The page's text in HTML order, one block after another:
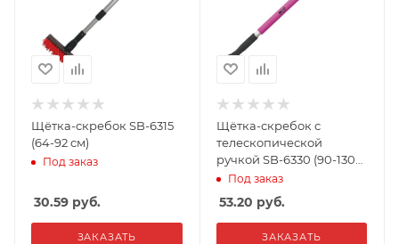
Щётка-скребок SB-6315
(64-92 см)
Под заказ
30.59 руб.
ЗАКАЗАТЬ
Щётка-скребок с
телескопической
ручкой SB-6330 (90-130
см)Под заказ
53.20 руб.
ЗАКАЗАТЬ